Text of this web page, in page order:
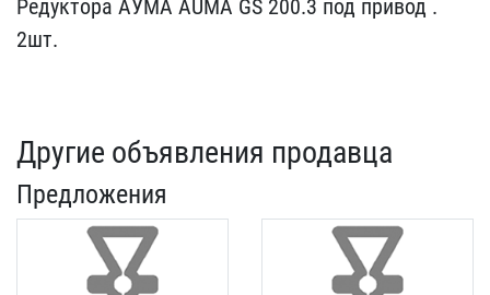
Редукторa АУМА AUMA GS 2​00.3 под привод .
2шт.
Другие объявления продавца
Предложения